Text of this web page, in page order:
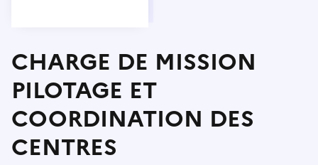
CHARGE DE MISSION
PILOTAGE ET
COORDINATION DES
CENTRES